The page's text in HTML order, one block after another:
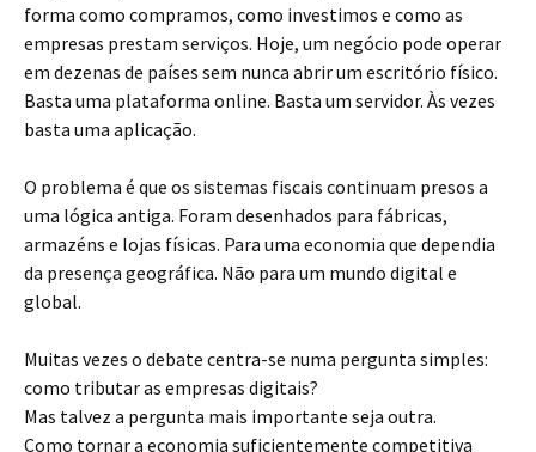
forma como compramos, como investimos e como as
empresas prestam serviços. Hoje, um negócio pode operar
em dezenas de países sem nunca abrir um escritório físico.
Basta uma plataforma online. Basta um servidor. Às vezes
basta uma aplicação.
O problema é que os sistemas fiscais continuam presos a
uma lógica antiga. Foram desenhados para fábricas,
armazéns e lojas físicas. Para uma economia que dependia
da presença geográfica. Não para um mundo digital e
global.
Muitas vezes o debate centra-se numa pergunta simples:
como tributar as empresas digitais?
Mas talvez a pergunta mais importante seja outra.
Como tornar a economia suficientemente competitiva